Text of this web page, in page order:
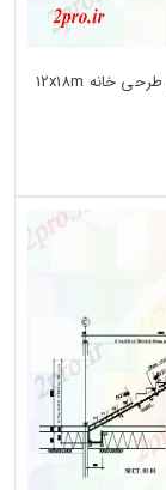
دانلود نقشه جزئیات پله و راه پله بخش از راه پله برای طرحی خانه 12x18m